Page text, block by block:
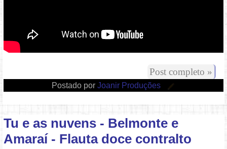
Post completo »
Postado por Joanir Produções
Tu e as nuvens - Belmonte e
Amaraí - Flauta doce contralto